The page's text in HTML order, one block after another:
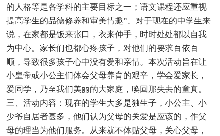
的人格等是各学科的主要目标之一；语文课程还应重视
提高学生的品德修养和审美情趣”。对于现在的中学生来
说，在家都是饭来张口，衣来伸手，时时处处都以自我
为中心。家长们也都心疼孩子，对他们的要求百依百
顺，导致很多孩子心中没有爱和亲情。本次活动旨在让
小皇帝或小公主们体会父母养育的艰辛，学会爱家长，
爱同学，乃至我们美丽的大家庭，唤回那失去的童真。
三、活动内容：现在的学生大多是独生子，小公主、小
少爷自居者甚多，他们认为父母的关爱是应该的，作父
母的理当为他们服务。从来就不体贴父母，关心父母，